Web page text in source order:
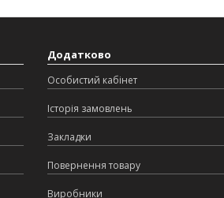
Додатково
Особистий кабінет
Історія замовлень
Закладки
Повернення товару
Виробники